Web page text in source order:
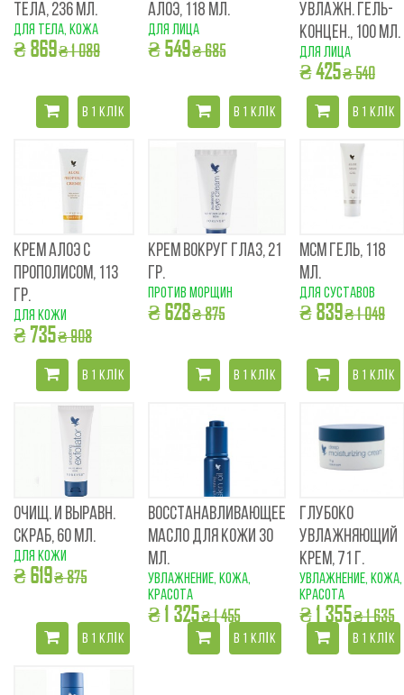
ТЕЛА, 236 МЛ.
для тела, кожа
₴ 869₴ 1 089
В 1 КЛІК
АЛОЭ, 118 МЛ.
для лица
₴ 549₴ 685
В 1 КЛІК
УВЛАЖН. ГЕЛЬ-
КОНЦЕН., 100 МЛ.
для лица
₴ 425₴ 540
В 1 КЛІК
КРЕМ АЛОЭ С
ПРОПОЛИСОМ, 113
ГР.
для кожи
₴ 735₴ 908
В 1 КЛІК
КРЕМ ВОКРУГ ГЛАЗ, 21
ГР.
против морщин
₴ 628₴ 875
В 1 КЛІК
МCM ГЕЛЬ, 118
МЛ.
для суставов
₴ 839₴ 1 049
В 1 КЛІК
ОЧИЩ. И ВЫРАВН.
СКРАБ, 60 МЛ.
для кожи
₴ 619₴ 875
В 1 КЛІК
ВОССТАНАВЛИВАЮЩЕЕ
МАСЛО ДЛЯ КОЖИ 30
МЛ.
увлажнение, кожа,
красота
₴ 1 325₴ 1 455
В 1 КЛІК
ГЛУБОКО
УВЛАЖНЯЮЩИЙ
КРЕМ, 71 Г.
увлажнение, кожа,
красота
₴ 1 355₴ 1 635
В 1 КЛІК